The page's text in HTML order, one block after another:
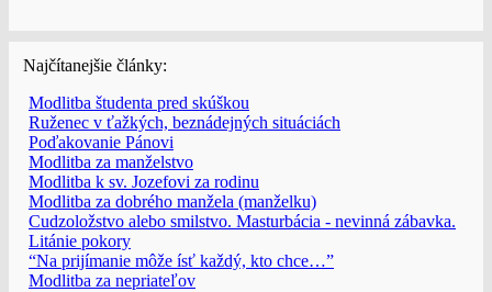
Najčítanejšie články:
Modlitba študenta pred skúškou
Ruženec v ťažkých, beznádejných situáciách
Poďakovanie Pánovi
Modlitba za manželstvo
Modlitba k sv. Jozefovi za rodinu
Modlitba za dobrého manžela (manželku)
Cudzoložstvo alebo smilstvo. Masturbácia - nevinná zábavka.
Litánie pokory
“Na prijímanie môže ísť každý, kto chce…”
Modlitba za nepriateľov